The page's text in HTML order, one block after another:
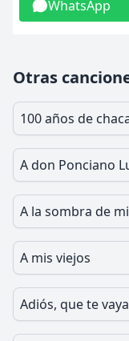
WhatsApp
Otras
100 años de
A don Ponciano
A la sombra de
A mis viejos
Adiós, que te